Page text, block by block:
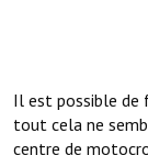
Il est possible de
tout cela ne
centre de